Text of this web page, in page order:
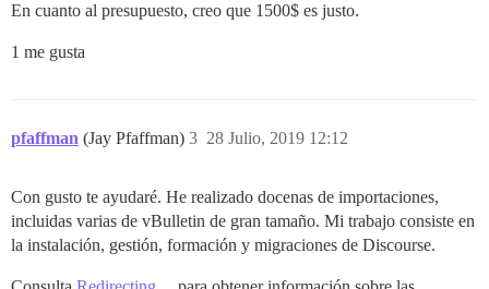
En cuanto al presupuesto, creo que 1500$ es justo.
1 me gusta
pfaffman (Jay Pfaffman) 28 Julio, 2019 12:12
3
Con gusto te ayudaré. He realizado docenas de importaciones,
incluidas varias de vBulletin de gran tamaño. Mi trabajo consiste en
la instalación, gestión, formación y migraciones de Discourse.